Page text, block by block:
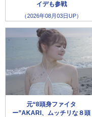
イデも参戦
（2026年08月03日UP）
元“8頭身ファイタ
ー”AKARI、ムッチリな８頭